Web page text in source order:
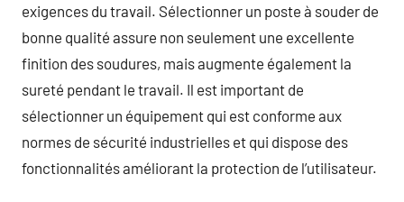
exigences du travail. Sélectionner un poste à souder de
bonne qualité assure non seulement une excellente
finition des soudures, mais augmente également la
sureté pendant le travail. Il est important de
sélectionner un équipement qui est conforme aux
normes de sécurité industrielles et qui dispose des
fonctionnalités améliorant la protection de l’utilisateur.